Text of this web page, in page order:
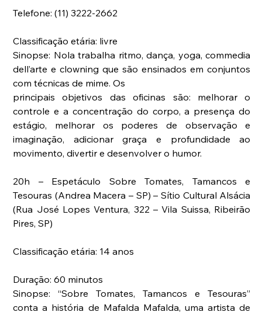
Telefone: (11) 3222-2662
Classificação etária: livre
Sinopse: Nola trabalha ritmo, dança, yoga, commedia
dell’arte e clowning que são ensinados em conjuntos
com técnicas de mime. Os
principais objetivos das oficinas são: melhorar o
controle e a concentração do corpo, a presença do
estágio, melhorar os poderes de observação e
imaginação, adicionar graça e profundidade ao
movimento, divertir e desenvolver o humor.
20h – Espetáculo Sobre Tomates, Tamancos e
Tesouras (Andrea Macera – SP) – Sítio Cultural Alsácia
(Rua José Lopes Ventura, 322 – Vila Suissa, Ribeirão
Pires, SP)
Classificação etária: 14 anos
Duração: 60 minutos
Sinopse: “Sobre Tomates, Tamancos e Tesouras”
conta a história de Mafalda Mafalda, uma artista de